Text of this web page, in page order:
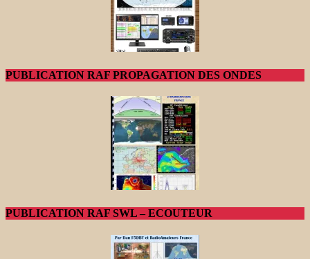
PUBLICATION RAF PROPAGATION DES ONDES
PUBLICATION RAF SWL – ECOUTEUR